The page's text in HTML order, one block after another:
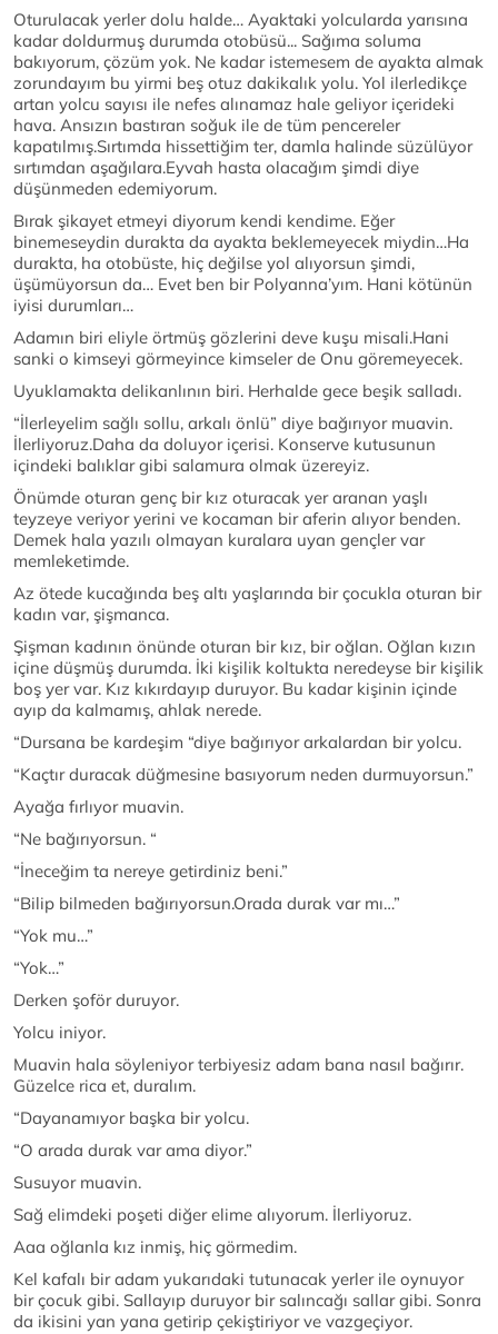
Oturulacak yerler dolu halde… Ayaktaki yolcularda yarısına
kadar doldurmuş durumda otobüsü... Sağıma soluma
bakıyorum, çözüm yok. Ne kadar istemesem de ayakta almak
zorundayım bu yirmi beş otuz dakikalık yolu. Yol ilerledikçe
artan yolcu sayısı ile nefes alınamaz hale geliyor içerideki
hava. Ansızın bastıran soğuk ile de tüm pencereler
kapatılmış.Sırtımda hissettiğim ter, damla halinde süzülüyor
sırtımdan aşağılara.Eyvah hasta olacağım şimdi diye
düşünmeden edemiyorum.
Bırak şikayet etmeyi diyorum kendi kendime. Eğer
binemeseydin durakta da ayakta beklemeyecek miydin…Ha
durakta, ha otobüste, hiç değilse yol alıyorsun şimdi,
üşümüyorsun da… Evet ben bir Polyanna’yım. Hani kötünün
iyisi durumları…
Adamın biri eliyle örtmüş gözlerini deve kuşu misali.Hani
sanki o kimseyi görmeyince kimseler de Onu göremeyecek.
Uyuklamakta delikanlının biri. Herhalde gece beşik salladı.
“İlerleyelim sağlı sollu, arkalı önlü” diye bağırıyor muavin.
İlerliyoruz.Daha da doluyor içerisi. Konserve kutusunun
içindeki balıklar gibi salamura olmak üzereyiz.
Önümde oturan genç bir kız oturacak yer aranan yaşlı
teyzeye veriyor yerini ve kocaman bir aferin alıyor benden.
Demek hala yazılı olmayan kuralara uyan gençler var
memleketimde.
Az ötede kucağında beş altı yaşlarında bir çocukla oturan bir
kadın var, şişmanca.
Şişman kadının önünde oturan bir kız, bir oğlan. Oğlan kızın
içine düşmüş durumda. İki kişilik koltukta neredeyse bir kişilik
boş yer var. Kız kıkırdayıp duruyor. Bu kadar kişinin içinde
ayıp da kalmamış, ahlak nerede.
“Dursana be kardeşim “diye bağırıyor arkalardan bir yolcu.
“Kaçtır duracak düğmesine basıyorum neden durmuyorsun.”
Ayağa fırlıyor muavin.
“Ne bağırıyorsun. “
“İneceğim ta nereye getirdiniz beni.”
“Bilip bilmeden bağırıyorsun.Orada durak var mı…”
“Yok mu…”
“Yok…”
Derken şoför duruyor.
Yolcu iniyor.
Muavin hala söyleniyor terbiyesiz adam bana nasıl bağırır.
Güzelce rica et, duralım.
“Dayanamıyor başka bir yolcu.
“O arada durak var ama diyor.”
Susuyor muavin.
Sağ elimdeki poşeti diğer elime alıyorum. İlerliyoruz.
Aaa oğlanla kız inmiş, hiç görmedim.
Kel kafalı bir adam yukarıdaki tutunacak yerler ile oynuyor
bir çocuk gibi. Sallayıp duruyor bir salıncağı sallar gibi. Sonra
da ikisini yan yana getirip çekiştiriyor ve vazgeçiyor.